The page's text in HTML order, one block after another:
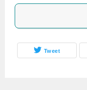
Tweet